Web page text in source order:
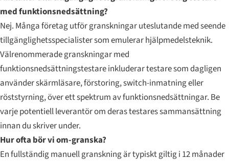
med funktionsnedsättning?
Nej. Många företag utför granskningar uteslutande med seende
tillgänglighetsspecialister som emulerar hjälpmedelsteknik.
Välrenommerade granskningar med
funktionsnedsättningstestare inkluderar testare som dagligen
använder skärmläsare, förstoring, switch-inmatning eller
röststyrning, över ett spektrum av funktionsnedsättningar. Be
varje potentiell leverantör om deras testares sammansättning
innan du skriver under.
Hur ofta bör vi om-granska?
En fullständig manuell granskning är typiskt giltig i 12 månader